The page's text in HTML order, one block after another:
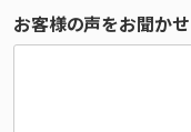
お客様の声をお聞か